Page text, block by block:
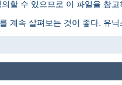
할 수 있으므로 이 파일을 참
계속 살펴보는 것이 좋다. 유